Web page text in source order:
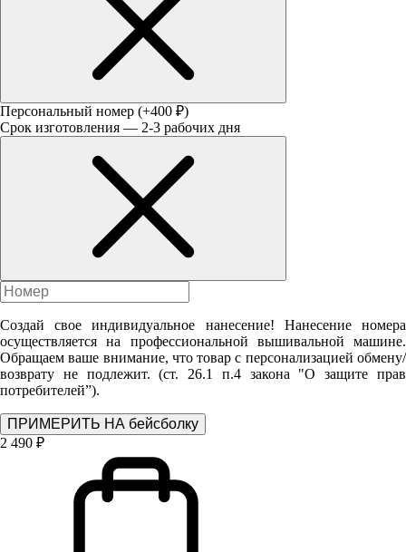
Персональный номер (+400 ₽)
Срок изготовления — 2-3 рабочих дня
Создай свое индивидуальное нанесение! Нанесение номера
осуществляется на профессиональной вышивальной машине.
Обращаем ваше внимание, что товар с персонализацией обмену/
возврату не подлежит. (ст. 26.1 п.4 закона "О защите прав
потребителей”).
ПРИМЕРИТЬ НА бейсболку
2 490 ₽